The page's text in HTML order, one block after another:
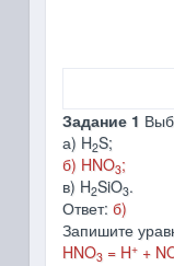
Задание 1
а) H2S;
б) HNO3;
в) H2SiO3.
Ответ: б)
Запишите
HNO3= H++